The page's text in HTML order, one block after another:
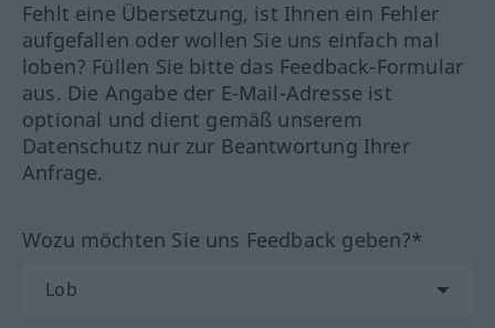
Fehlt eine Übersetzung, ist Ihnen ein Fehler
aufgefallen oder wollen Sie uns einfach mal
loben? Füllen Sie bitte das Feedback-Formular
aus. Die Angabe der E-Mail-Adresse ist
optional und dient gemäß unserem
Datenschutz nur zur Beantwortung Ihrer
Anfrage.
Wozu möchten Sie uns Feedback geben?*